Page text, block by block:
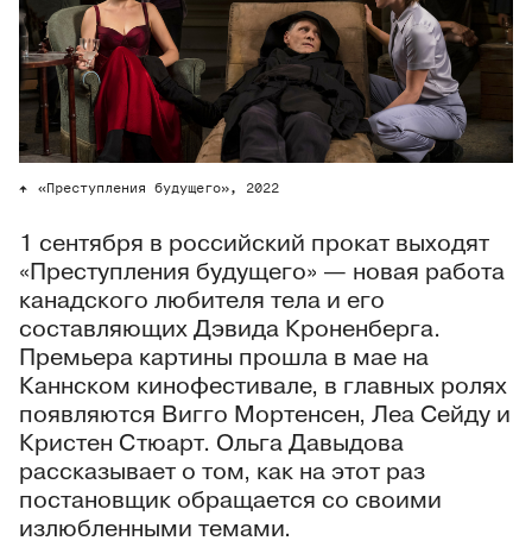
«Преступления будущего», 2022
1 сентября в российский прокат выходят
«Преступления будущего» — новая работа
канадского любителя тела и его
составляющих Дэвида Кроненберга.
Премьера картины прошла в мае на
Каннском кинофестивале, в главных ролях
появляются Вигго Мортенсен, Леа Сейду и
Кристен Стюарт. Ольга Давыдова
рассказывает о том, как на этот раз
постановщик обращается со своими
излюбленными темами.